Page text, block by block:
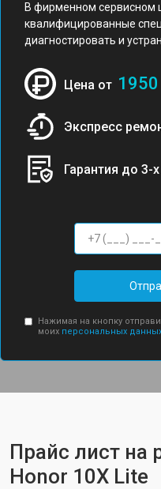
В фирменном сервисном
квалифицированные
диагностировать и
Цена от 1950
Экспресс
Гарантия до 3-
Нажимая на кнопку
моих персональных
Прайс лист на
Honor 10X Lite